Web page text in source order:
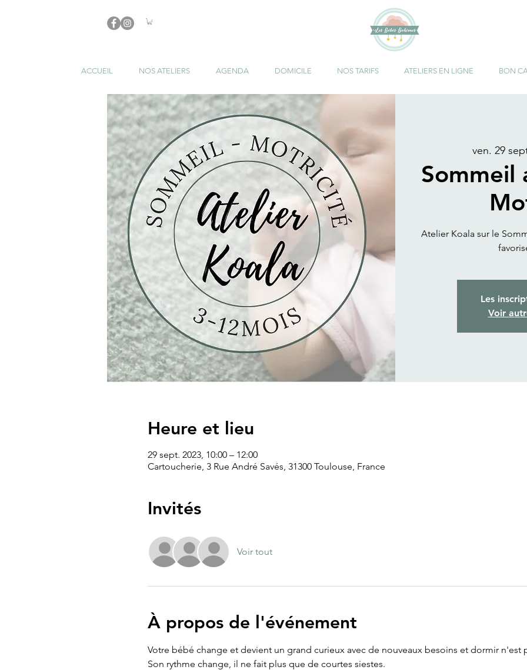
ACCUEIL NOS ATELIERS AGENDA DOMICILE NOS TARIFS ATELIERS EN LIGNE BON
ven. 29
Sommeil
Atelier Koala sur le
Les
Voir
Heure et lieu
29 sept. 2023, 10:00 – 12:00
Cartoucherie, 3 Rue André Savés, 31300 Toulouse, France
Invités
Voir tout
À propos de l'événement
Votre bébé change et devient un grand curieux avec de nouveaux besoins et dormir n'est
Son rythme change, il ne fait plus que de courtes siestes.